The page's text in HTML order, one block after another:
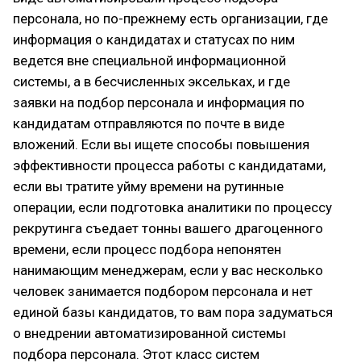
персонала, но по-прежнему есть организации, где
информация о кандидатах и статусах по ним
ведется вне специальной информационной
системы, а в бесчисленных эксельках, и где
заявки на подбор персонала и информация по
кандидатам отправляются по почте в виде
вложений. Если вы ищете способы повышения
эффективности процесса работы с кандидатами,
если вы тратите уйму времени на рутинные
операции, если подготовка аналитики по процессу
рекрутинга съедает тонны вашего драгоценного
времени, если процесс подбора непонятен
нанимающим менеджерам, если у вас несколько
человек занимается подбором персонала и нет
единой базы кандидатов, то вам пора задуматься
о внедрении автоматизированной системы
подбора персонала. Этот класс систем